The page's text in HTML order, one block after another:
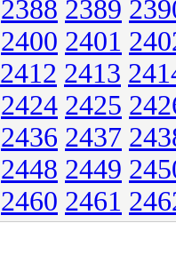
2388 2389
2400 2401
2412 2413
2424 2425
2436 2437
2448 2449
2460 2461